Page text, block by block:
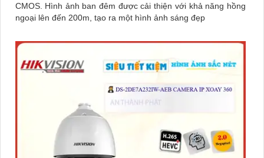
CMOS. Hình ảnh ban đêm được cải thiện với khả năng hồng
ngoại lên đến 200m, tạo ra một hình ảnh sáng đẹp